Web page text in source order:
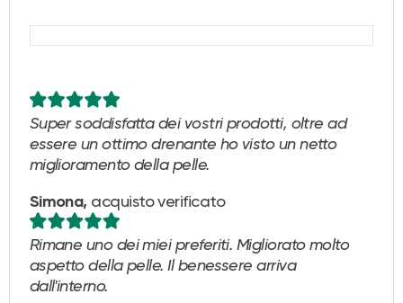
Super soddisfatta dei vostri prodotti, oltre ad
essere un ottimo drenante ho visto un netto
miglioramento della pelle.
Simona, acquisto verificato
Rimane uno dei miei preferiti. Migliorato molto
aspetto della pelle. Il benessere arriva
dall'interno.